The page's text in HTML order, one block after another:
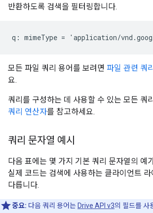
반환하도록 검색을 필터링합니다.
모든 파일 쿼리 용어를 보려면 파일 관련 쿼
요.
쿼리를 구성하는 데 사용할 수 있는 모든 쿼
쿼리 연산자를 참고하세요.
쿼리 문자열 예시
다음 표에는 몇 가지 기본 쿼리 문자열의 예
실제 코드는 검색에 사용하는 클라이언트
다릅니다.
중요: 다음 쿼리 용어는 Drive API v3의 필드를 사